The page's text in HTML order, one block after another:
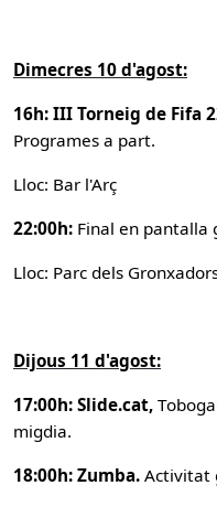
Dimecres 10 d'agost:
16h: III Torneig de Fifa
Programes a part.
Lloc: Bar l'Arç
22:00h: Final en pantalla
Lloc: Parc dels
Dijous 11 d'agost:
17:00h: Slide.cat,
migdia.
18:00h: Zumba. Activitat